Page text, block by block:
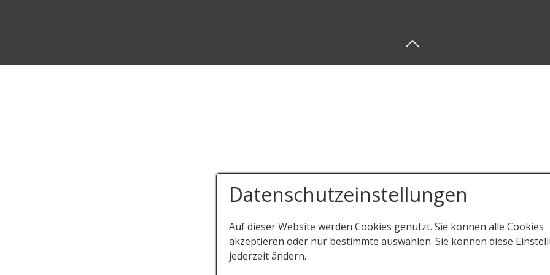
Datenschutzeinstellungen
Auf dieser Website werden Cookies genutzt. Sie können alle Cookies
akzeptieren oder nur bestimmte auswählen. Sie können diese
jederzeit ändern.